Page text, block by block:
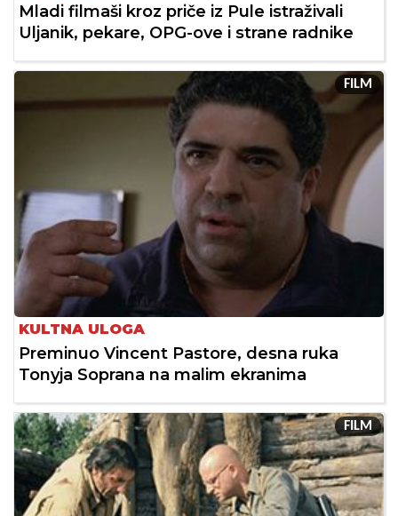
Mladi filmaši kroz priče iz Pule istraživali
Uljanik, pekare, OPG-ove i strane radnike
FILM
KULTNA ULOGA
Preminuo Vincent Pastore, desna ruka
Tonyja Soprana na malim ekranima
FILM